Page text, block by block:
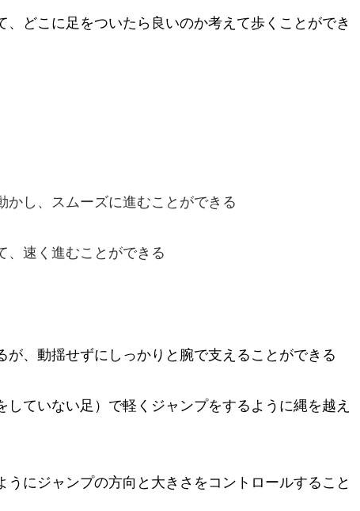
どこに足をついたら良いのか考えて歩くことができ
かし、スムーズに進むことができる
、速く進むことができる
が、動揺せずにしっかりと腕で支えることができる
していない足）で軽くジャンプをするように縄を越え
うにジャンプの方向と大きさをコントロールすること